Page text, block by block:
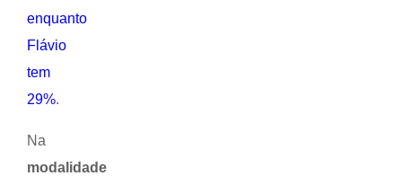
enquanto
Flávio
tem
29%.
Na
modalidade